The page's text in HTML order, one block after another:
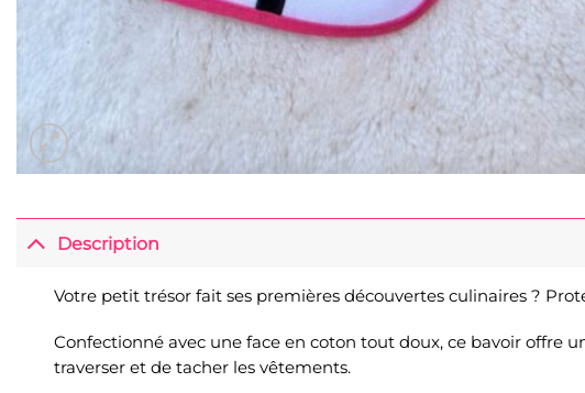
Description
Votre petit trésor fait ses premières découvertes culinaires ?
Confectionné avec une face en coton tout doux, ce bavoir offre
traverser et de tacher les vêtements.